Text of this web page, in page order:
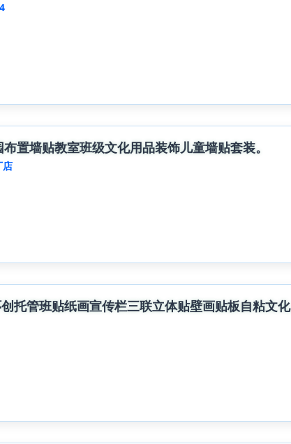
置墙贴教室班级文化用品装饰儿童墙贴套装。
店
托管班贴纸画宣传栏三联立体贴壁画贴板自粘文化